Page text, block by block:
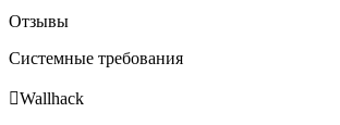
Отзывы
Системные требования
Wallhack